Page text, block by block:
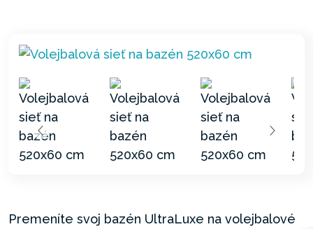
Premeníte svoj bazén UltraLuxe na volejbalové